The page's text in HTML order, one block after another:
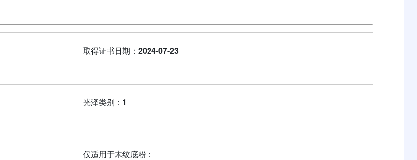
取得证书日期：2024-07-23
光泽类别： 1
仅适用于木纹底粉：